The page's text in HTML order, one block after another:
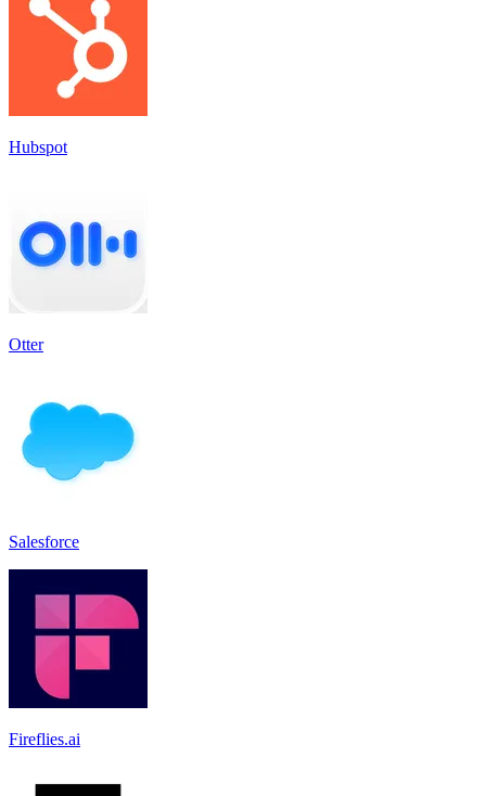
Hubspot
Otter
Salesforce
Fireflies.ai